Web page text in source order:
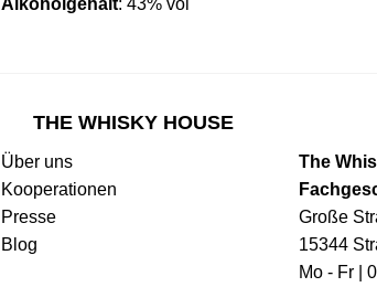
THE WHISKY HOUSE
Über uns
Kooperationen
Presse
Blog
The
Große
15344
Mo - Fr |